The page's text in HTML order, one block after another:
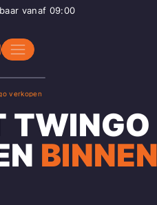
vanaf 09:00
verkopen
TWINGO